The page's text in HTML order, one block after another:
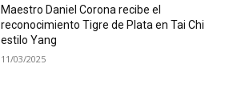
Maestro Daniel Corona recibe el
reconocimiento Tigre de Plata en Tai Chi
estilo Yang
11/03/2025